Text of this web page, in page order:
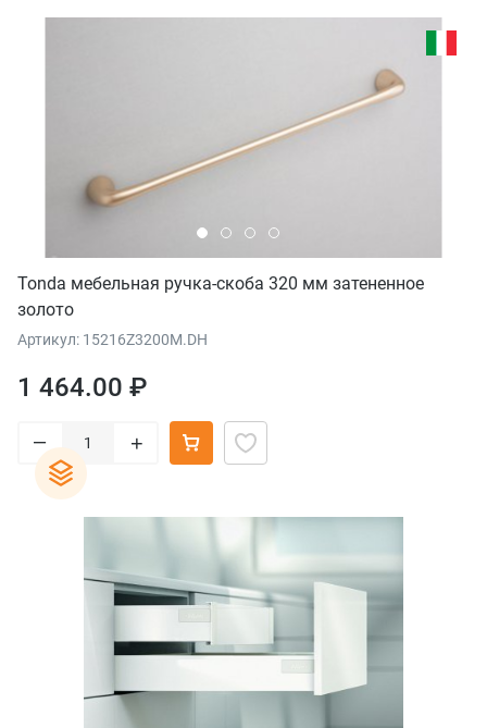
Tonda мебельная ручка-скоба 320 мм затененное
золото
Артикул: 15216Z3200M.DH
1 464.00 ₽
– +